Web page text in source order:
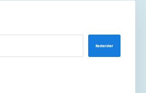
Rechercher